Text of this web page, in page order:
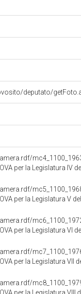
deputato/
per la Legislatura IV
per la Legislatura V
per la Legislatura VI
per la Legislatura VII